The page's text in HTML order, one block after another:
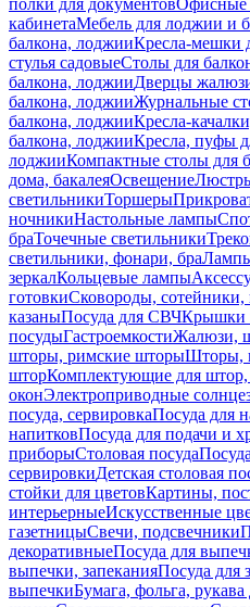
полки для документовОфисные
кабинетаМебель для лоджии и
балкона, лоджииКресла-мешки
стулья садовыеСтолы для
балкона, лоджииДверцы
балкона, лоджииЖурнальные
балкона, лоджииКресла-
балкона, лоджииКресла, пуфы
лоджииКомпактные столы для
дома, бакалеяОсвещение
светильникиТоршеры
ночникиНастольные лампы
браТочечные светильники
светильники, фонари, бра
зеркалКольцевые лампы
готовкиСковороды, сотейники,
казаныПосуда для СВЧКрышки
посудыГастроемкостиЖалюзи,
шторы, римские шторыШторы,
шторКомплектующие для штор,
оконЭлектроприводные
посуда, сервировкаПосуда для
напитковПосуда для подачи и
приборыСтоловая посуда
сервировкиДетская столовая
стойки для цветовКартины,
интерьерныеИскусственные
газетницыСвечи, подсвечники
декоративныеПосуда для
выпечки, запеканияПосуда для
выпечкиБумага, фольга,